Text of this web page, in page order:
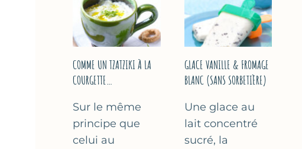
COMME UN TZATZIKI À LA
COURGETTE…
Sur le même
principe que
celui au
GLACE VANILLE & FROMAGE
BLANC (SANS SORBETIÈRE)
Une glace au
lait concentré
sucré, la